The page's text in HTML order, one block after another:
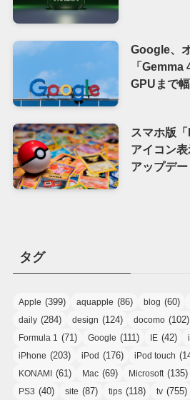
Google、
「
GPUまで
スマホ版
アイコン表
アップデ
タグ
Apple (399) aquapple (86) blog (60)
daily (284) design (124) docomo (102)
Formula 1 (71) Google (111) IE (42)
iPhone (203) iPod (176) iPod touch
KONAMI (61) Mac (69) Microsoft (135)
PS3 (40) site (87) tips (118) tv (755)